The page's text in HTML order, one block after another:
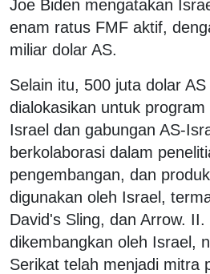
Joe Biden mengatakan
enam ratus FMF aktif,
miliar dolar AS.
Selain itu, 500 juta dolar
dialokasikan untuk program
Israel dan gabungan AS-
berkolaborasi dalam
pengembangan, dan
digunakan oleh Israel,
David's Sling, dan Arrow.
dikembangkan oleh Israel,
Serikat telah menjadi mitra